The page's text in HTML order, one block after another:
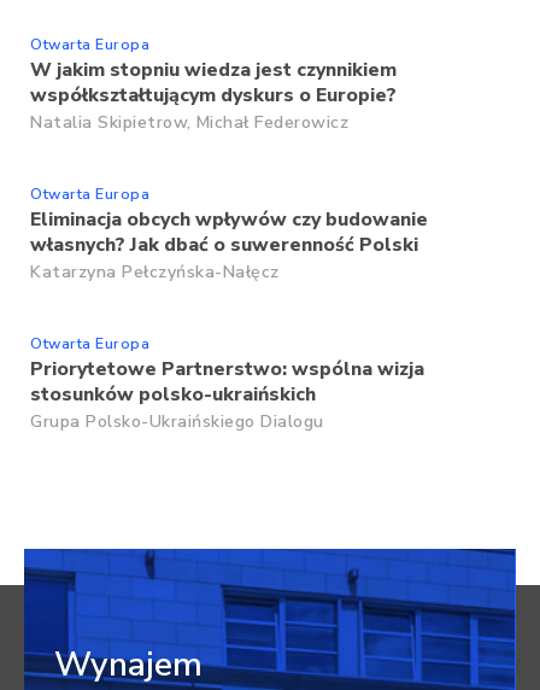
Otwarta Europa
W jakim stopniu wiedza jest czynnikiem
współkształtującym dyskurs o Europie?
Natalia Skipietrow, Michał Federowicz
Otwarta Europa
Eliminacja obcych wpływów czy budowanie
własnych? Jak dbać o suwerenność Polski
Katarzyna Pełczyńska-Nałęcz
Otwarta Europa
Priorytetowe Partnerstwo: wspólna wizja
stosunków polsko-ukraińskich
Grupa Polsko-Ukraińskiego Dialogu
Wynajem